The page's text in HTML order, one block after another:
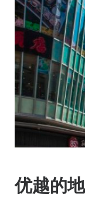
优越的